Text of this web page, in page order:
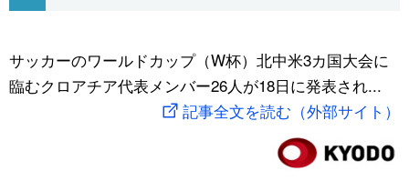
文化
動画/Live
スポーツ・東京2020
サッカーのワールドカップ（W杯）北中米3カ国大会に
臨むクロアチア代表メンバー26人が18日に発表され...
記事全文を読む（外部サイト）